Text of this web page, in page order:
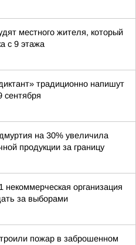
местного жителя, который
с 9 этажа
традиционно напишут
сентября
на 30% увеличила
продукции за границу
некоммерческая организация
за выборами
пожар в заброшенном